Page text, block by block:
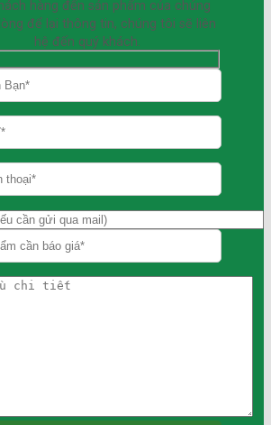
hàng đến sản phẩm của chúng
để lại thông tin, chúng tôi sẽ liên
hệ đến quý khách.